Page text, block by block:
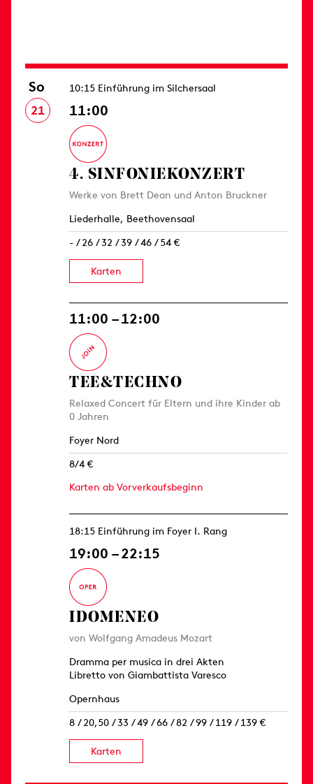
So
21
10:15 Einführung im Silchersaal
11:00
4. SINFONIE­KONZERT
Werke von Brett Dean und Anton Bruckner
Liederhalle, Beethovensaal
- / 26 / 32 / 39 / 46 / 54 €
Karten
11:00 – 12:00
TEE&TECHNO
Relaxed Concert für Eltern und ihre Kinder ab
0 Jahren
Foyer Nord
8/4 €
Karten ab Vorverkaufsbeginn
18:15 Einführung im Foyer I. Rang
19:00 – 22:15
IDOMENEO
von Wolfgang Amadeus Mozart
Dramma per musica in drei Akten
Libretto von Giambattista Varesco
Opernhaus
8 / 20,50 / 33 / 49 / 66 / 82 / 99 / 119 / 139 €
Karten